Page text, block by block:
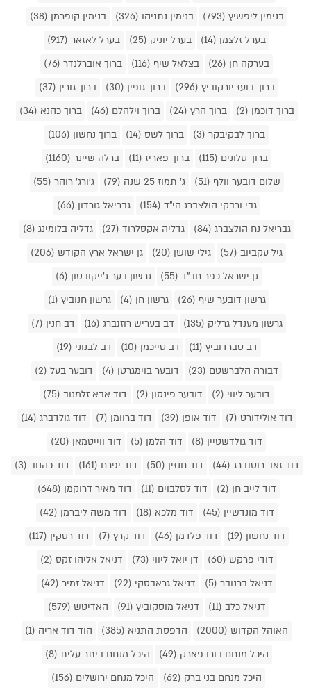
בנימין ליפשיץ (793)
בנימין נתניהו (326)
בנימין קופרמן (38)
בערל זלצמן (14)
בערל יוניק (25)
בערל לאזאר (917)
בערקה חן (26)
בצלאל שיף (116)
ברוך אוברלנדר (76)
ברוך בועז יורקוביץ (296)
ברוך גופין (30)
ברוך גורין (37)
ברוך דוכמן (2)
ברוך הרץ (24) ברוך וילהלם (46)
ברוך כהנא (34)
ברוך לבקיבקר (3)
ברוך לשס (14)
ברוך נחשון (106)
ברוך סלונים (115)
ברוך פאריז (11)
ברלה שיינר (1160)
שלום דובער וולף (51)
ג' תמוז 25 שנה (79)
ג'ורג' רוהר (55)
גבי ורבקי הולצברג הי"ד (154)
גבריאל גורדון (66)
גבריאל נח הולצברג (84)
גדליה אקסלרוד (27)
גדליה בלומינג (8)
גיל עקביוב (57)
גילי שושן (20)
גן ישראל ארץ הקודש (206)
גן ישראל כפר חב"ד (55)
גרשון בער ג'ייקובסון (6)
גרשון דובער שיף (26)
גרשון חן (4)
גרשון חנוביץ (1)
גרשון מענדל גרליק (135)
דב בעריש רוזנברג (16)
דב חנין (7)
דב טברדוביץ (11)
דב טייכמן (10)
דב לבנוני (19)
דבורה הלברשטם (23)
דובער בוימגרטן (4)
דובער בעל (2)
דובער ליווי (2)
דובער פינסון (2)
דוד אבא זלמנוב (75)
דוד אולידורט (7)
דוד אופן (39) דוד ברוומן (7)
דוד גולדברג (14)
דוד גולדשטיין (8)
דוד הלמן (5)
דוד ווייטמאן (20)
דוד זאב רוטנברג (44)
דוד חנזין (50) דוד יפרח (161)
דוד כהנוב (3)
דוד לייב חן (2)
דוד לסלבוים (11)
דוד מאיר דרוקמן (648)
דוד מונדשיין (45)
דוד מלכא (18)
דוד משה ליברמן (42)
דוד נחשון (19)
דוד פלדמן (46) דוד קרץ (7)
דוד רסקין (117)
דודי פרקש (60)
דן יואל ליווי (73)
דניאל אליהו זקס (2)
דניאל ברנובר (5)
דניאל גראבסקי (22)
דניאל זמיר (42)
דניאל כלב (11)
דניאל מוסקוביץ (91)
האדיטש (579)
האוהל הקדוש (2000)
הדפסת התניא (385)
הוד דוד אריה (1)
היכל מנחם בורו פארק (49)
היכל מנחם ביתר עלית (8)
היכל מנחם בני ברק (62)
היכל מנחם ירושלים (156)